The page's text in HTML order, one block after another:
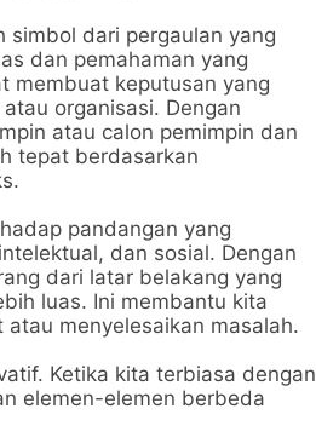
simbol dari pergaulan yang
dan pemahaman yang
membuat keputusan yang
organisasi. Dengan
atau calon pemimpin dan
tepat berdasarkan
pandangan yang
dan sosial. Dengan
dari latar belakang yang
luas. Ini membantu kita
menyelesaikan masalah.
Ketika kita terbiasa dengan
elemen-elemen berbeda